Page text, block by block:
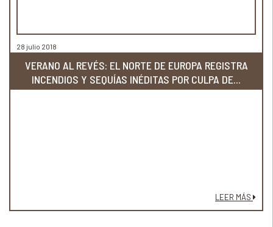
28 julio 2018
VERANO AL REVÉS: EL NORTE DE EUROPA REGISTRA
INCENDIOS Y SEQUÍAS INÉDITAS POR CULPA DE...
LEER MÁS